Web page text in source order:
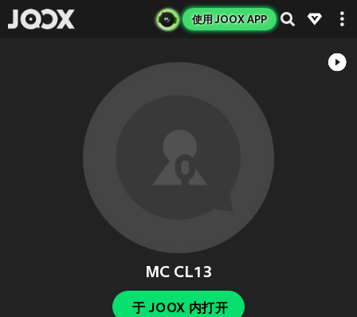
使用 JOOX APP
MC CL13
于 JOOX 内打开